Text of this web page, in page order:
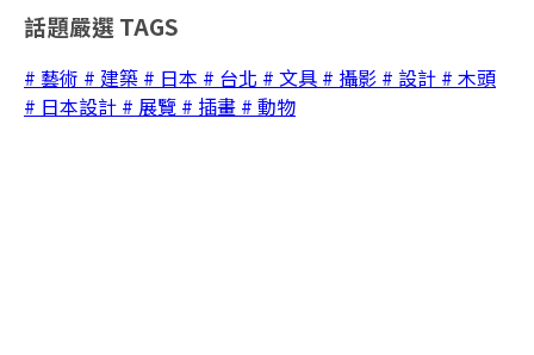
話題嚴選 TAGS
# 藝術 # 建築 # 日本 # 台北 # 文具 # 攝影 # 設計 # 木頭
# 日本設計 # 展覽 # 插畫 # 動物